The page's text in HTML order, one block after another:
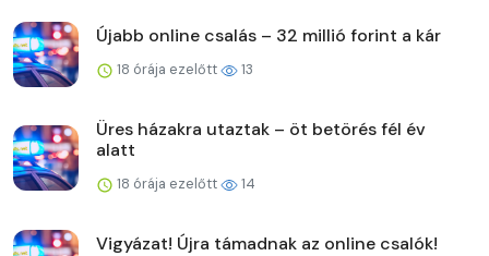
Újabb online csalás – 32 millió forint a kár
18 órája ezelőtt 13
Üres házakra utaztak – öt betörés fél év
alatt
18 órája ezelőtt 14
Vigyázat! Újra támadnak az online csalók!